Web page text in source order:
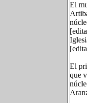
El
El
que